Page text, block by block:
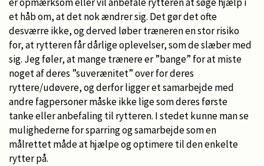
et håb om, at det nok ændrer sig. Det gør det ofte
desværre ikke, og derved løber træneren en stor risiko
for, at rytteren får dårlige oplevelser, som de slæber med
sig. Jeg føler, at mange trænere er ”bange” for at miste
noget af deres ”suverænitet” over for deres
ryttere/udøvere, og derfor ligger et samarbejde med
andre fagpersoner måske ikke lige som deres første
tanke eller anbefaling til rytteren. I stedet kunne man se
mulighederne for sparring og samarbejde som en
målrettet måde at hjælpe og optimere til den enkelte
rytter på.